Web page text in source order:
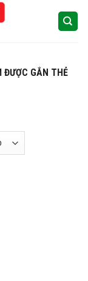
ĐƯỢC GẮN THẺ